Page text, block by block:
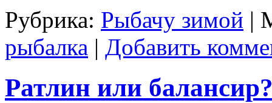
Рубрика: Рыбачу зимой |
рыбалка | Добавить
Ратлин или